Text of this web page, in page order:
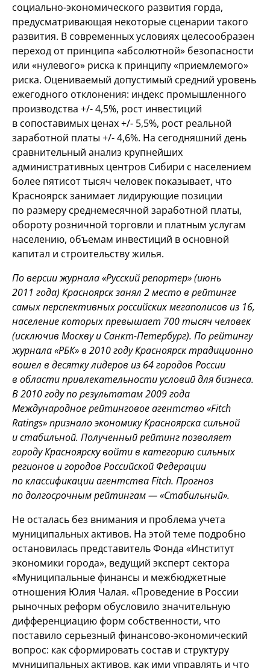
социально-экономического развития горда,
предусматривающая некоторые сценарии такого
развития. В современных условиях целесообразен
переход от принципа «абсолютной» безопасности
или «нулевого» риска к принципу «приемлемого»
риска. Оцениваемый допустимый средний уровень
ежегодного отклонения: индекс промышленного
производства +/- 4,5%, рост инвестиций
в сопоставимых ценах +/- 5,5%, рост реальной
заработной платы +/- 4,6%. На сегодняшний день
сравнительный анализ крупнейших
административных центров Сибири с населением
более пятисот тысяч человек показывает, что
Красноярск занимает лидирующие позиции
по размеру среднемесячной заработной платы,
обороту розничной торговли и платным услугам
населению, объемам инвестиций в основной
капитал и строительству жилья.
По версиижурнала «Русский репортер» (июнь
2011 года) Красноярск занял 2 место в рейтинге
самых перспективных российских мегаполисов из 16,
население которых превышает 700 тысяч человек
(исключив Москву и Санкт-Петербург). По рейтингу
журнала «РБК» в 2010 году Красноярск традиционно
вошел в десятку лидеров из 64 городов России
в области привлекательности условий для бизнеса.
В 2010 году по результатам 2009 года
Международное рейтинговое агентство «Fitch
Ratings» признало экономику Красноярска сильной
и стабильной. Полученный рейтинг позволяет
городу Красноярску войти в категорию сильных
регионов и городов Российской Федерации
по классификации агентства Fitch. Прогноз
по долгосрочным рейтингам — «Стабильный».
Не осталась без внимания и проблема учета
муниципальных активов. На этой теме подробно
остановилась представитель Фонда «Институт
экономики города», ведущий эксперт сектора
«Муниципальные финансы и межбюджетные
отношения Юлия Чалая. «Проведение в России
рыночных реформ обусловило значительную
дифференциацию форм собственности, что
поставило серьезный финансово-экономический
вопрос: как сформировать состав и структуру
муниципальных активов, как ими управлять и что